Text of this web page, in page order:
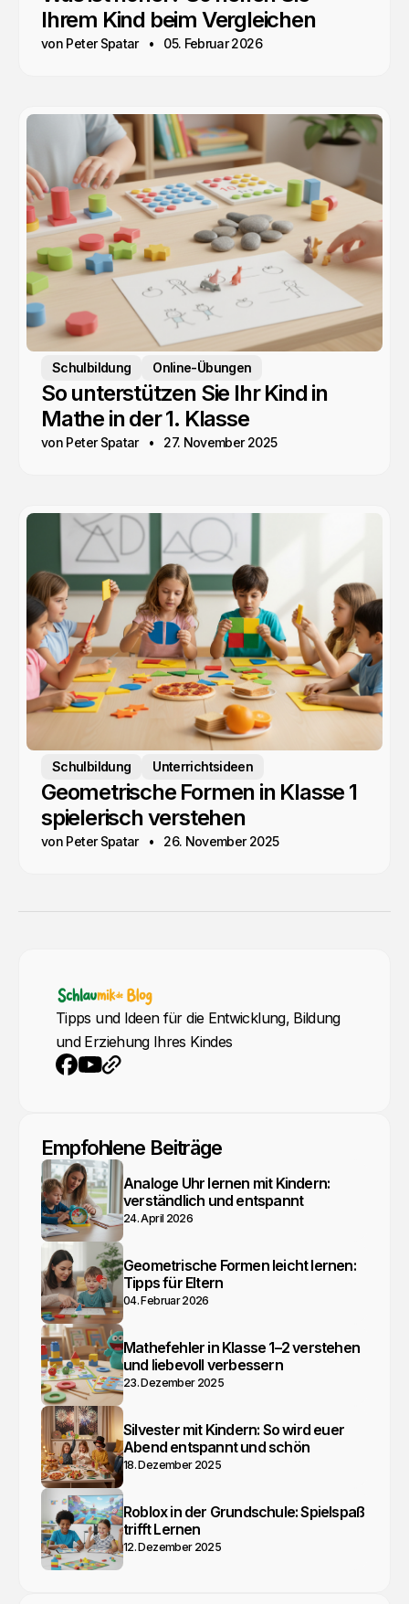
Ihrem Kind beim Vergleichen
von Peter Spatar 05. Februar 2026
Schulbildung Online-Übungen
So unterstützen Sie Ihr Kind in
Mathe in der 1. Klasse
von Peter Spatar 27. November 2025
Schulbildung Unterrichtsideen
Geometrische Formen in Klasse 1
spielerisch verstehen
von Peter Spatar 26. November 2025
Tipps und Ideen für die Entwicklung, Bildung
und Erziehung Ihres Kindes
Empfohlene Beiträge
Analoge Uhr lernen mit Kindern:
verständlich und entspannt
24. April 2026
Geometrische Formen leicht lernen:
Tipps für Eltern
04. Februar 2026
Mathefehler in Klasse 1–2 verstehen
und liebevoll verbessern
23. Dezember 2025
Silvester mit Kindern: So wird euer
Abend entspannt und schön
18. Dezember 2025
Roblox in der Grundschule: Spielspaß
trifft Lernen
12. Dezember 2025